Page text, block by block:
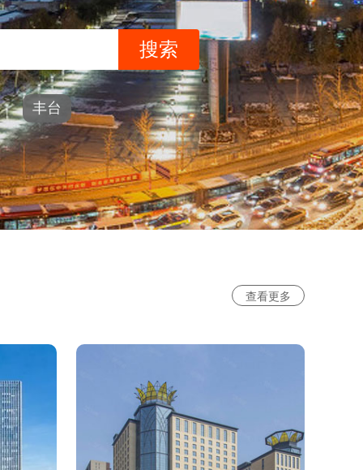
丰台
查看更多